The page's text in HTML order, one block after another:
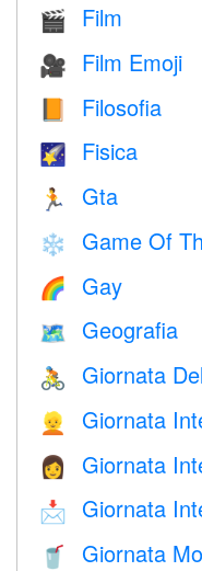
🎬 Film
🎥 Film Emoji
📙 Filosofia
🌠 Fisica
🏃 Gta
❄️ Game Of
🌈 Gay
🗺 Geografia
🚴 Giornata
👱 Giornata
👩 Giornata
📩 Giornata
🥤
Giornata